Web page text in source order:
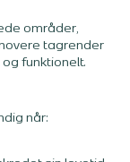
områder,
tagrender
funktionelt.
når: